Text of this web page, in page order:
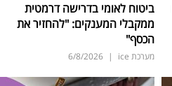
ביטוח לאומי בדרישה דרמטית
ממקבלי המענקים: "להחזיר את
הכסף"
מערכת ice |
6/8/2026